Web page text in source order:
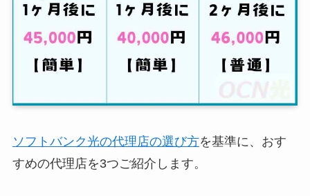
ソフトバンク光の代理店の選び方を基準に、おす
すめの代理店を3つご紹介します。